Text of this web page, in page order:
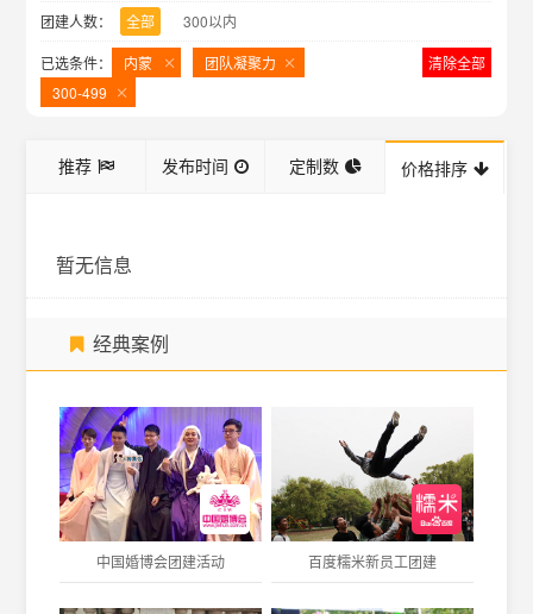
团建人数：
全部 300以内
已选条件： 清除全部
内蒙
团队凝聚力
300-499
推荐 发布时间 定制数 价格排序
暂无信息
经典案例
中国婚博会团建活动 百度糯米新员工团建